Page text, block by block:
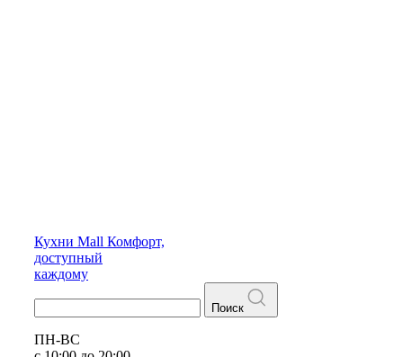
Кухни Mall Комфорт,
доступный
каждому
Поиск
ПН-ВС